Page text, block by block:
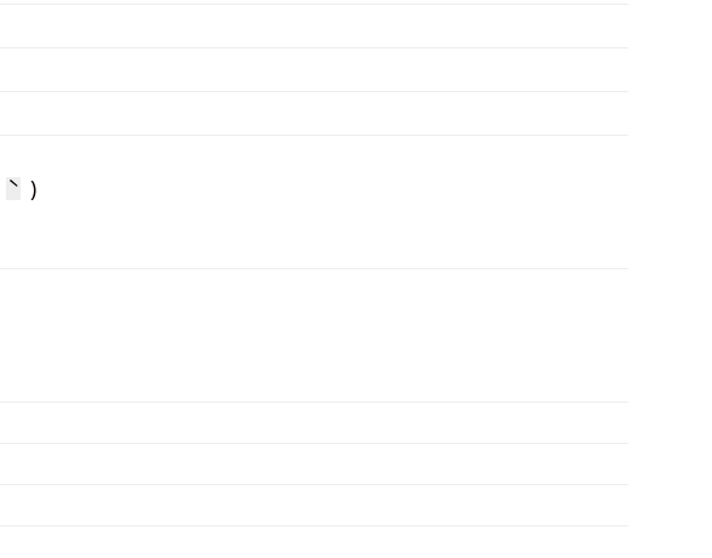
ˋ )